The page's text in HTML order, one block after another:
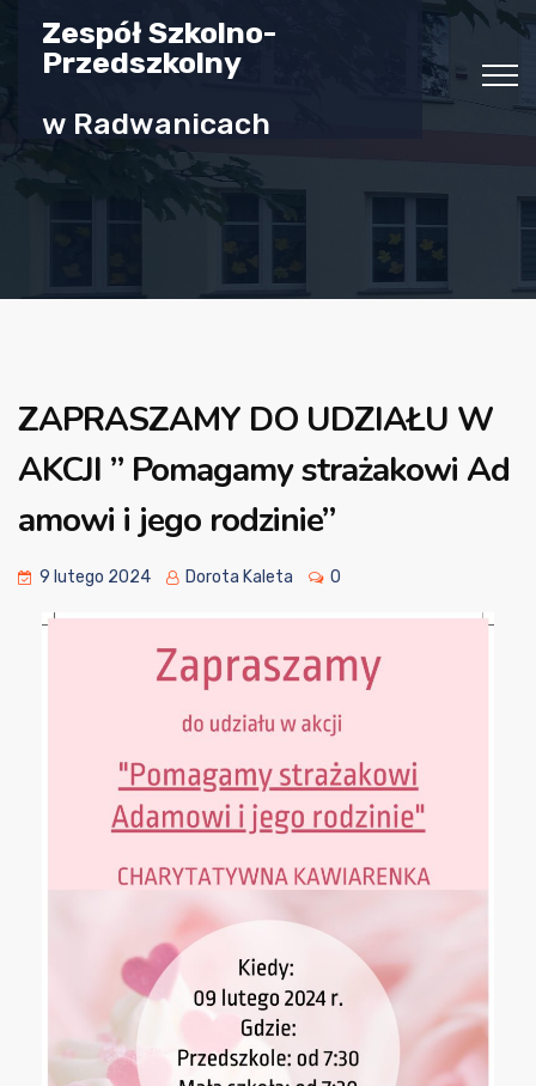
Zespół Szkolno-
Przedszkolny
w Radwanicach
ZAPRASZAMY DO UDZIAŁU W
AKCJI ” Pomagamy strażakowi Ad
amowi i jego rodzinie”
9 lutego 2024 Dorota Kaleta 0